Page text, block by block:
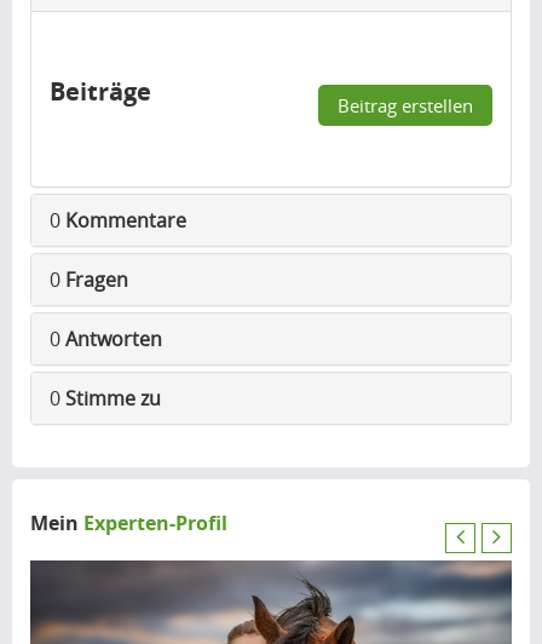
Beiträge Beitrag erstellen
0 Kommentare
0 Fragen
0Antworten
0Stimme zu
Mein Experten-Profil
P
e
v
N
e
x